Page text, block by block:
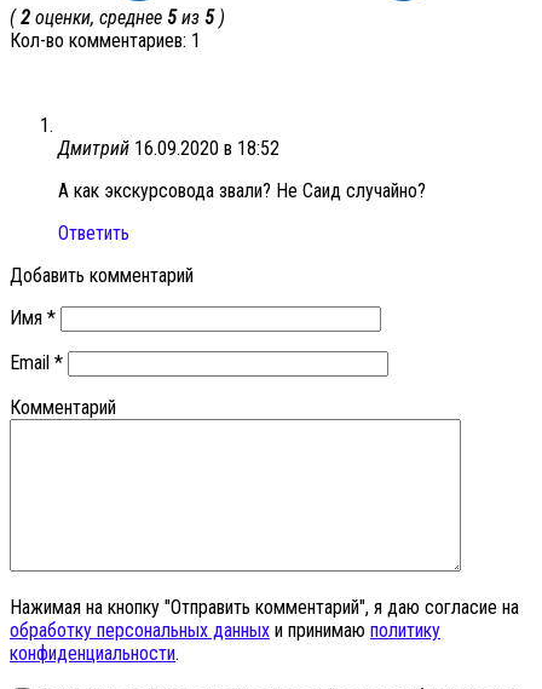
(2 оценки, среднее 5из 5)
Кол-во комментариев: 1
Дмитрий 16.09.2020 в 18:52
А как экскурсовода звали? Не Саид случайно?
Ответить
Добавить комментарий
Имя *
Email *
Комментарий
Нажимая на кнопку "Отправить комментарий", я даю согласие на
обработку персональных данных и принимаю политику
конфиденциальности.